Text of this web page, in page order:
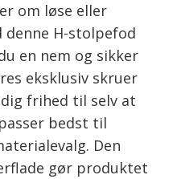
om løse eller
H-stolpefod
en nem og sikker
eksklusiv skruer
frihed til selv at
bedst til
Den
gør produktet